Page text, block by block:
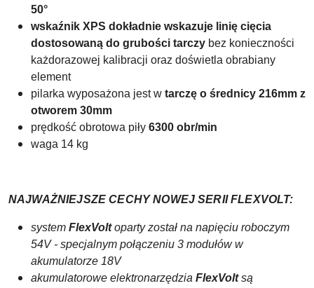
50°
wskaźnik XPS dokładnie wskazuje linię cięcia
dostosowaną do grubości tarczy bez konieczności
każdorazowej kalibracji oraz doświetla obrabiany
element
pilarka wyposażona jest w tarczę o średnicy 216mm z
otworem 30mm
prędkość obrotowa piły 6300 obr/min
waga 14 kg
NAJWAŻNIEJSZE CECHY NOWEJ SERII FLEXVOLT:
system FlexVoltoparty został na napięciu roboczym
54V - specjalnym połączeniu 3 modułów w
akumulatorze 18V
akumulatorowe elektronarzędzia FlexVoltsą